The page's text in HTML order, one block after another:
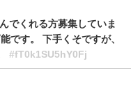
でくれる方募集していま
です。 下手くそですが、
#fT0k1SU5hY0Fj